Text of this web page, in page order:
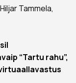
Tammela,
“Tartu rahu”,